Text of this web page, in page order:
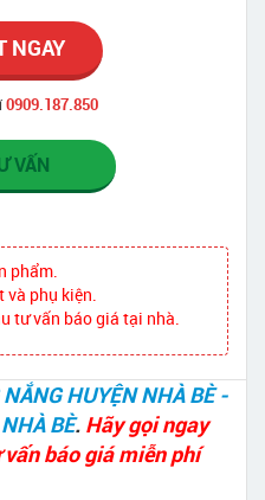
NGAY
0909.187.850
VẤN
phẩm.
và phụ kiện.
tư vấn báo giá tại nhà.
HUYỆN NHÀ BÈ -
BÈ. Hãy gọi ngay
báo giá miễn phí